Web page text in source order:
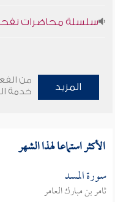
سلسلة محاضرات نفحات
المزيد
من
خدمة
الأكثر استماعا لهذا الشهر
سورة المسد
ثامر بن مبارك العامر